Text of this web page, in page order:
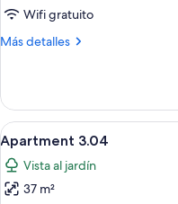
Wifi gratuito
Más detalles
Más
3.03
Ver
todas
las
fotos
10
Apartment 3.04
Vista al jardín
37 m²